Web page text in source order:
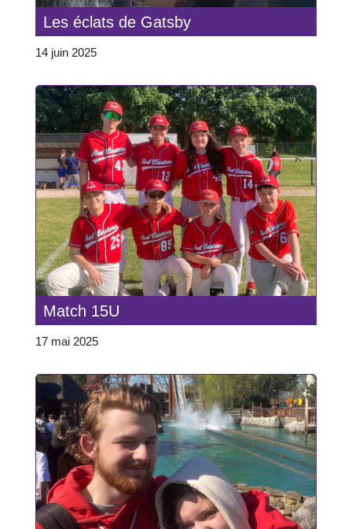
Les éclats de Gatsby
14 juin 2025
Match 15U
17 mai 2025